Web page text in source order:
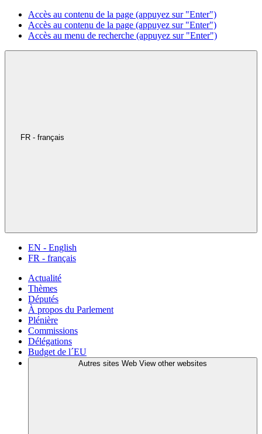
Accès au contenu de la page (appuyez sur "Enter")
Accès au contenu de la page (appuyez sur "Enter")
Accès au menu de recherche (appuyez sur "Enter")
FR - français
EN - English
FR - français
Actualité
Thèmes
Députés
À propos du Parlement
Plénière
Commissions
Délégations
Budget de l´EU
Autres sites Web View other websites